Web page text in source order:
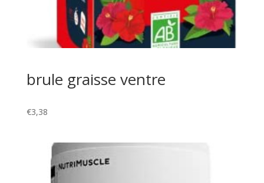
brule graisse ventre
€3,38